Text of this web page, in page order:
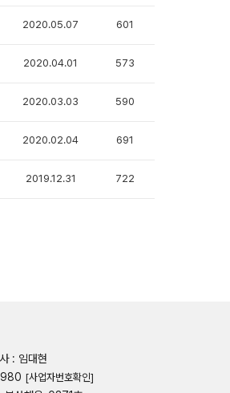
2020.05.07 601
2020.04.01 573
2020.03.03 590
2020.02.04 691
2019.12.31 722
: 임대현
[사업자번호확인]